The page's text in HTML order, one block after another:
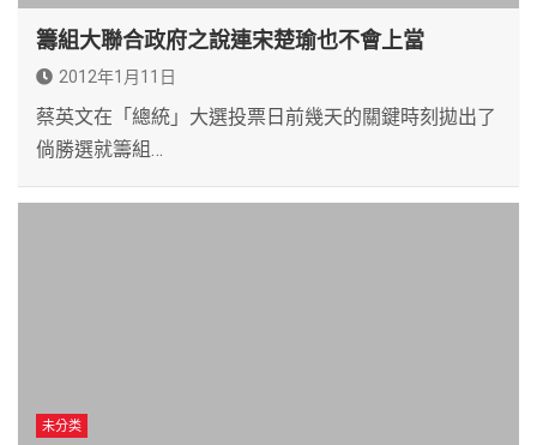
籌組大聯合政府之說連宋楚瑜也不會上當
2012年1月11日
蔡英文在「總統」大選投票日前幾天的關鍵時刻拋出了
倘勝選就籌組…
未分类